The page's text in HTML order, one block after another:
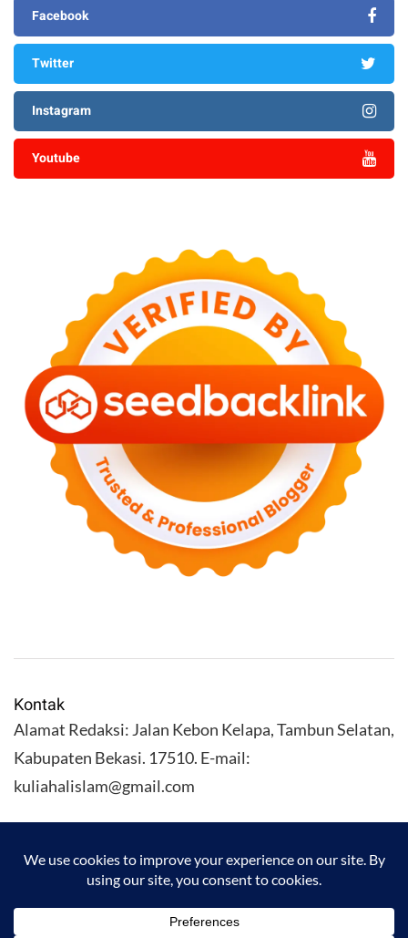
Facebook
Twitter
Instagram
Youtube
Kontak
Alamat Redaksi: Jalan Kebon Kelapa, Tambun Selatan,
Kabupaten Bekasi. 17510. E-mail:
kuliahalislam@gmail.com
KULIAHALISLAM.COM Copyright (C) 2026